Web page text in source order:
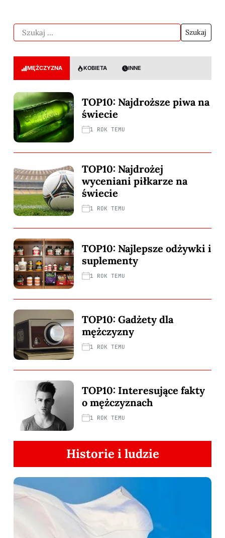
MĘŻCZYZNA KOBIETA INNE
TOP10: Najdroższe piwa na
świecie
1 ROK TEMU
TOP10: Najdrożej
wyceniani piłkarze na
świecie
1 ROK TEMU
TOP10: Najlepsze odżywki i
suplementy
1 ROK TEMU
TOP10: Gadżety dla
mężczyzny
1 ROK TEMU
TOP10: Interesujące fakty
o mężczyznach
1 ROK TEMU
Historie i ludzie